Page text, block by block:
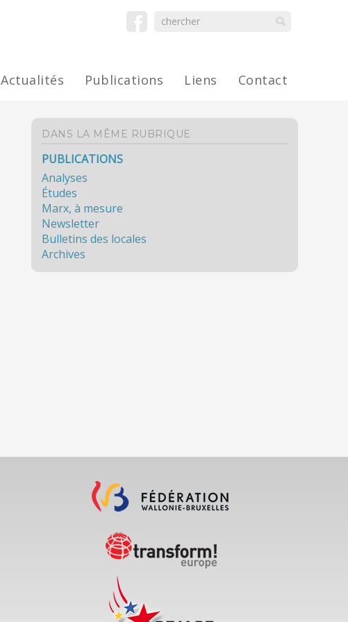
Actualités Publications Liens Contact
DANS LA MÊME RUBRIQUE
PUBLICATIONS
Analyses
Études
Marx, à mesure
Newsletter
Bulletins des locales
Archives